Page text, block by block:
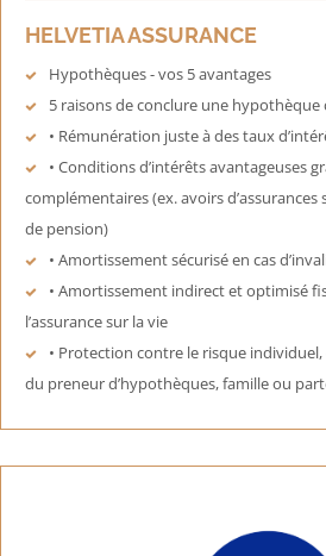
HELVETIA ASSURANCE
Hypothèques - vos 5 avantages
5 raisons de conclure une hypothèque
• Rémunération juste à des taux
• Conditions d’intérêts avantageuses
complémentaires (ex. avoirs d’assurances
de pension)
• Amortissement sécurisé en cas
• Amortissement indirect et optimisé
l’assurance sur la vie
• Protection contre le risque
du preneur d’hypothèques, famille ou